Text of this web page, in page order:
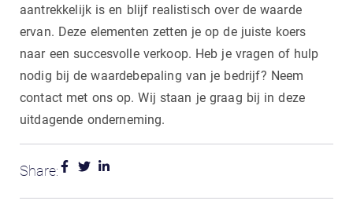
aantrekkelijk is en blijf realistisch over de waarde
ervan. Deze elementen zetten je op de juiste koers
naar een succesvolle verkoop. Heb je vragen of hulp
nodig bij de waardebepaling van je bedrijf? Neem
contact met ons op. Wij staan je graag bij in deze
uitdagende onderneming.
Share: